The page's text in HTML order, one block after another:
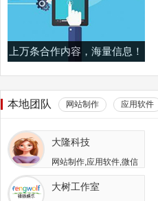
上万条合作内容，海量信息！
本地团队 网站制作 应用软件
大隆科技
网站制作,应用软件,微信
开发,游戏开发,APP开发,
软件二次开发
大树工作室